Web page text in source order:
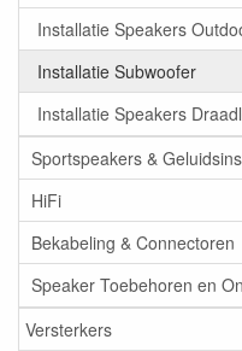
Installatie Speakers
Installatie Subwoofer
Installatie Speakers
Sportspeakers &
HiFi
Bekabeling & Connectoren
Speaker Toebehoren en
Versterkers